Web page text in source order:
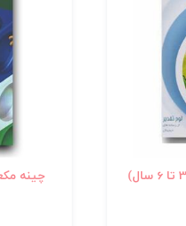
چینه مکعب